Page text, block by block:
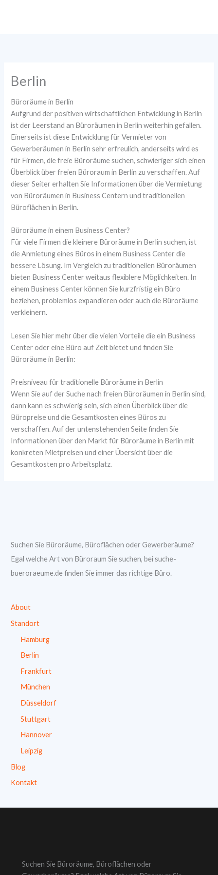
Berlin
Büroräume in Berlin
Aufgrund der positiven wirtschaftlichen Entwicklung in Berlin
ist der Leerstand an Büroräumen in Berlin weiterhin gefallen.
Einerseits ist diese Entwicklung für Vermieter von
Gewerberäumen in Berlin sehr erfreulich, anderseits wird es
für Firmen, die freie Büroräume suchen, schwieriger sich einen
Überblick über freien Büroraum in Berlin zu verschaffen. Auf
dieser Seiter erhalten Sie Informationen über die Vermietung
von Büroräumen in Business Centern und traditionellen
Büroflächen in Berlin.
Büroräume in einem Business Center?
Für viele Firmen die kleinere Büroräume in Berlin suchen, ist
die Anmietung eines Büros in einem Business Center die
bessere Lösung. Im Vergleich zu traditionellen Büroräumen
bieten Business Center weitaus flexiblere Möglichkeiten. In
einem Business Center können Sie kurzfristig ein Büro
beziehen, problemlos expandieren oder auch die Büroräume
verkleinern.
Lesen Sie hier mehr über die vielen Vorteile die ein Business
Center oder eine Büro auf Zeit bietet und finden Sie
Büroräume in Berlin:
Preisniveau für traditionelle Büroräume in Berlin
Wenn Sie auf der Suche nach freien Büroräumen in Berlin sind,
dann kann es schwierig sein, sich einen Überblick über die
Büropreise und die Gesamtkosten eines Büros zu
verschaffen. Auf der untenstehenden Seite finden Sie
Informationen über den Markt für Büroräume in Berlin mit
konkreten Mietpreisen und einer Übersicht über die
Gesamtkosten pro Arbeitsplatz.
Suchen Sie Büroräume, Büroflächen oder Gewerberäume?
Egal welche Art von Büroraum Sie suchen, bei suche-
bueroraeume.de finden Sie immer das richtige Büro.
About
Standort
Hamburg
Berlin
Frankfurt
München
Düsseldorf
Stuttgart
Hannover
Leipzig
Blog
Kontakt
Suchen Sie Büroräume, Büroflächen oder